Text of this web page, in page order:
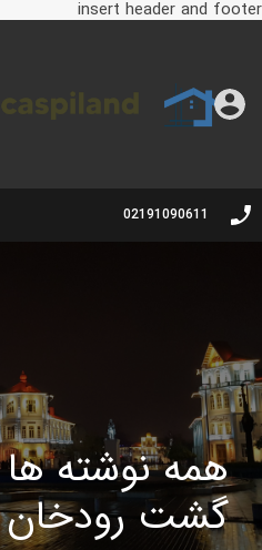
insert header and footer
02191090611
همه نوشته
گشت رودخان